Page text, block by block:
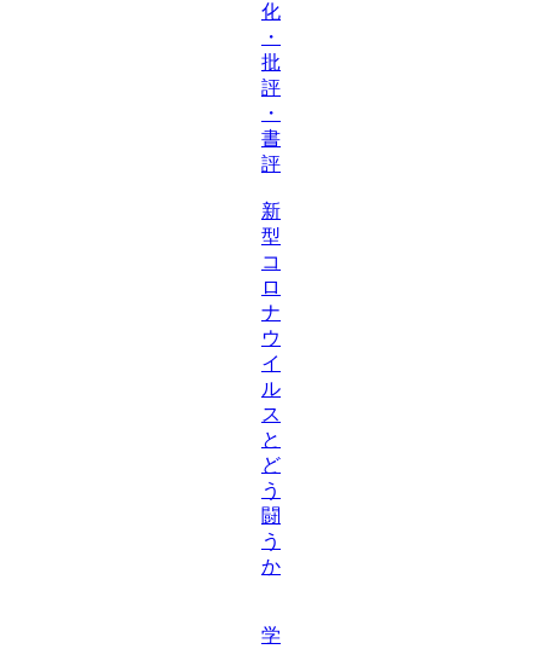
化
・
批
評
・
書
評
新
型
コ
ロ
ナ
ウ
イ
ル
ス
と
ど
う
闘
う
か
学